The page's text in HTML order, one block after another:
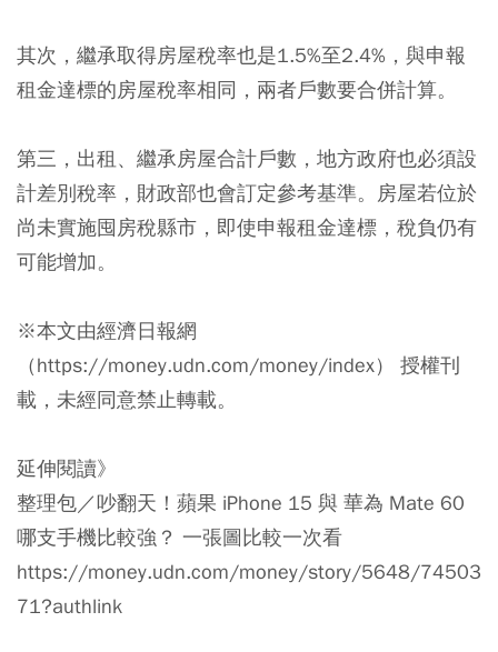
其次，繼承取得房屋稅率也是1.5%至2.4%，與申報
租金達標的房屋稅率相同，兩者戶數要合併計算。
第三，出租、繼承房屋合計戶數，地方政府也必須設
計差別稅率，財政部也會訂定參考基準。房屋若位於
尚未實施囤房稅縣市，即使申報租金達標，稅負仍有
可能增加。
※本文由經濟日報網
（https://money.udn.com/money/index） 授權刊
載，未經同意禁止轉載。
延伸閱讀》
整理包／吵翻天！蘋果 iPhone 15 與 華為 Mate 60
哪支手機比較強？ 一張圖比較一次看
https://money.udn.com/money/story/5648/74503
71?authlink